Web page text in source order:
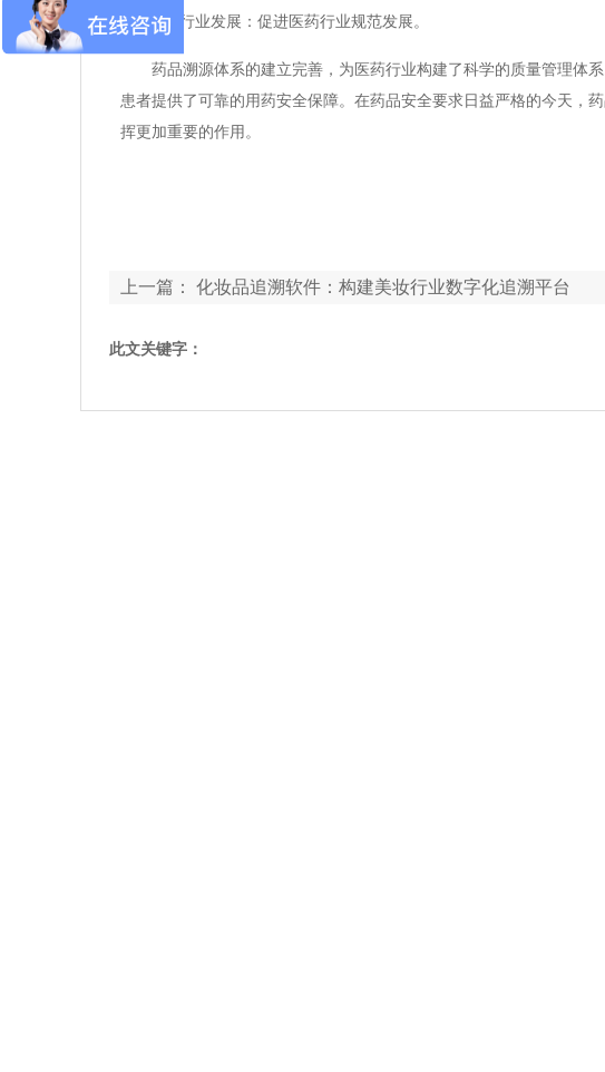
6. 行业发展：促进医药行业规范发展。
药品溯源体系的建立完善，为医药行业构建了科学的质量管理体
患者提供了可靠的用药安全保障。在药品安全要求日益严格的今天，
挥更加重要的作用。
上一篇： 化妆品追溯软件：构建美妆行业数字化追溯平台
此文关键字：